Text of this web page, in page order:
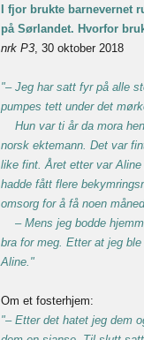
I fjor brukte
på Sørlandet. Hvorfor
nrk P3, 30 oktober 2018
"– Jeg har satt fyr på alle
pumpes tett under det
Hun var ti år da mora
norsk ektemann. Det var
like fint. Året etter var
hadde fått flere
omsorg for å få noen
– Mens jeg bodde
bra for meg. Etter at jeg
Aline."
Om et fosterhjem:
"– Etter det hatet jeg dem